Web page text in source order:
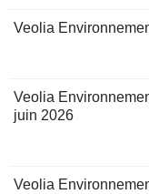
Veolia
Veolia
juin 2026
Veolia